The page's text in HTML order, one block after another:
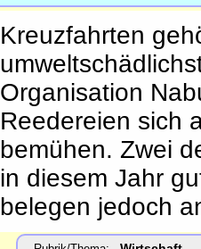
Kreuzfahrten
Organisation
Reedereien sich
bemühen. Zwei
in diesem Jahr
belegen jedoch